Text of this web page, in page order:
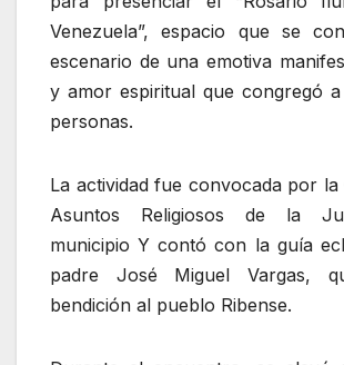
Venezuela”, espacio que se
escenario de una emotiva
y amor espiritual que congregó a
personas.
La actividad fue convocada por la
Asuntos Religiosos de la
municipio Y contó con la guía
padre José Miguel Vargas,
bendición al pueblo Ribense.